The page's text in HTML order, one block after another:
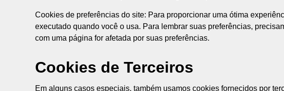
Cookies de preferências do site: Para proporcionar uma ótima
executado quando você o usa. Para lembrar suas preferências,
com uma página for afetada por suas preferências.
Cookies de Terceiros
Em alguns casos especiais, também usamos cookies fornecidos por